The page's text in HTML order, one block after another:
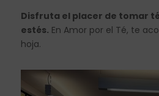
Disfruta el placer de tomar
estés. En Amor por el Té, te
hoja.